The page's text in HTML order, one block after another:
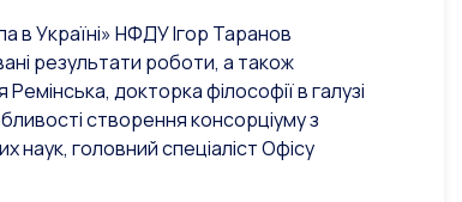
в Україні» НФДУ Ігор Таранов
результати роботи, а також
докторка філософії в галузі
створення консорціуму з
головний спеціаліст Офісу